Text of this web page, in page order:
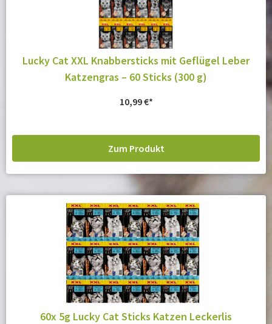
Lucky Cat XXL Knabbersticks mit Geflügel Leber
Katzengras – 60 Sticks (300 g)
10,99€
Zum Produkt
60x 5g Lucky Cat Sticks Katzen Leckerlis